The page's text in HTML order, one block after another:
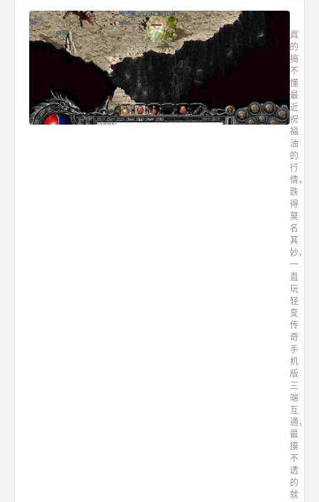
真
的
搞
不
懂
最
近
祝
福
油
的
行
情，
跌
得
莫
名
其
妙，
一
直
玩
轻
变
传
奇
手
机
版
三
端
互
通，
最
摸
不
透
的
就